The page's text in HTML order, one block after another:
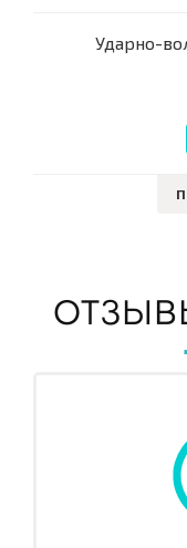
Ударно-